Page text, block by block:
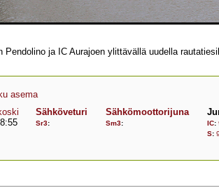
Pendolino ja IC Aurajoen ylittävällä uudella
asema
Sähköveturi
Sr3:
Sähkömoottorijuna
Sm3: IC:
S: